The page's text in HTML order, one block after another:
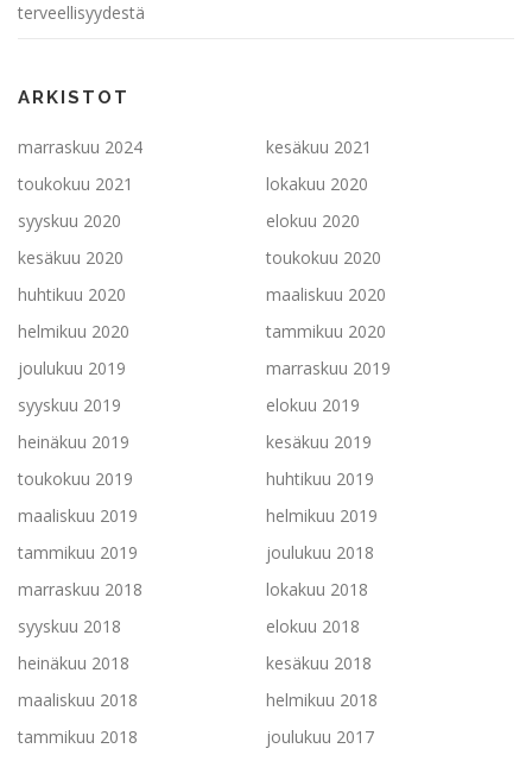
terveellisyydestä
ARKISTOT
marraskuu 2024
kesäkuu 2021
toukokuu 2021
lokakuu 2020
syyskuu 2020
elokuu 2020
kesäkuu 2020
toukokuu 2020
huhtikuu 2020
maaliskuu 2020
helmikuu 2020
tammikuu 2020
joulukuu 2019
marraskuu 2019
syyskuu 2019
elokuu 2019
heinäkuu 2019
kesäkuu 2019
toukokuu 2019
huhtikuu 2019
maaliskuu 2019
helmikuu 2019
tammikuu 2019
joulukuu 2018
marraskuu 2018
lokakuu 2018
syyskuu 2018
elokuu 2018
heinäkuu 2018
kesäkuu 2018
maaliskuu 2018
helmikuu 2018
tammikuu 2018
joulukuu 2017